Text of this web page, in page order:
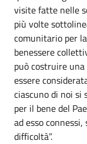
visite fatte nelle
più volte
comunitario per
benessere
può costruire
essere
ciascuno di noi si
per il bene del
ad esso
difficoltà”.